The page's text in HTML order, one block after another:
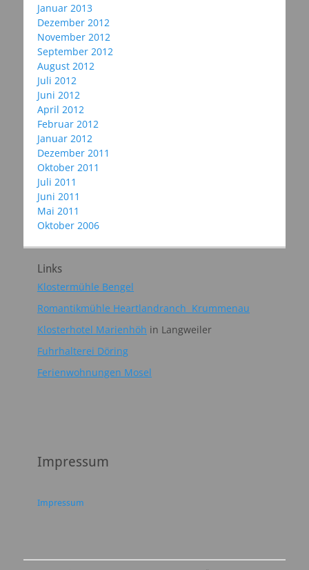
Januar 2013
Dezember 2012
November 2012
September 2012
August 2012
Juli 2012
Juni 2012
April 2012
Februar 2012
Januar 2012
Dezember 2011
Oktober 2011
Juli 2011
Juni 2011
Mai 2011
Oktober 2006
Links
Klostermühle Bengel
Romantikmühle Heartlandranch Krummenau
Klosterhotel Marienhöh in Langweiler
Fuhrhalterei Döring
Ferienwohnungen Mosel
Impressum
Impressum